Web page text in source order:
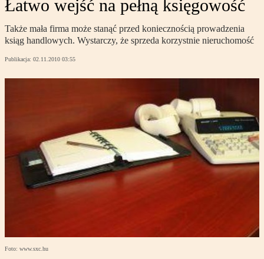
Łatwo wejść na pełną księgowość
Także mała firma może stanąć przed koniecznością prowadzenia
ksiąg handlowych. Wystarczy, że sprzeda korzystnie nieruchomość
Publikacja: 02.11.2010 03:55
Foto: www.sxc.hu